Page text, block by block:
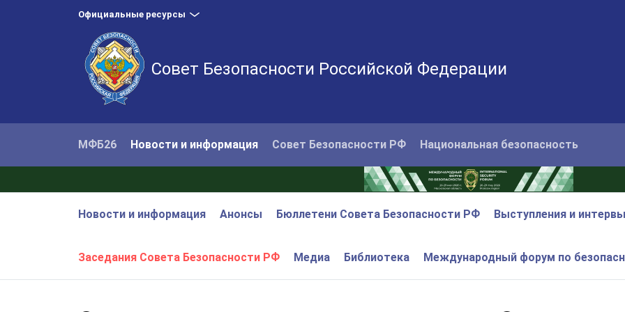
Официальные ресурсы
Совет Безопасности Российской Федерации
МФБ26 Новости и информация Совет Безопасности РФ Национальная безопасность
Новости и информация Анонсы Бюллетени Совета Безопасности РФ Выступления и
Заседания Совета Безопасности РФ Медиа Библиотека Международный форум по